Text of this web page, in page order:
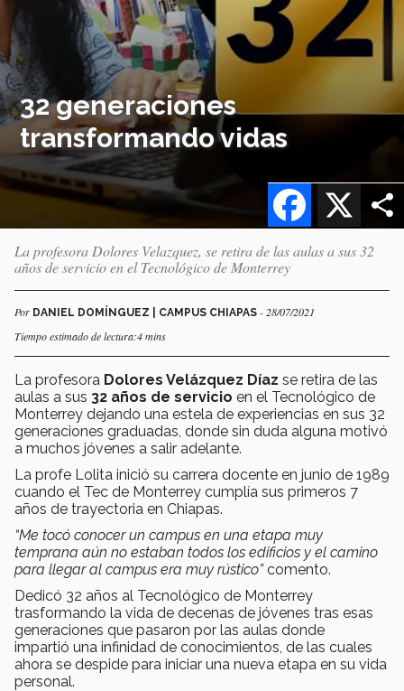
32 generaciones
transformando vidas
X
Facebook
La profesora Dolores Velazquez, se retira de las aulas a sus 32
años de servicio en el Tecnológico de Monterrey
Por DANIEL DOMÍNGUEZ | CAMPUS CHIAPAS - 28/07/2021
Tiempo estimado de lectura:4 mins
La profesora Dolores Velázquez Díaz se retira de las
aulas a sus 32 años de servicio en el Tecnológico de
Monterrey dejando una estela de experiencias en sus 32
generaciones graduadas, donde sin duda alguna motivó
a muchos jóvenes a salir adelante.
La profe Lolita inició su carrera docente en junio de 1989
cuando el Tec de Monterrey cumplía sus primeros 7
años de trayectoria en Chiapas.
“Me tocó conocer un campus en una etapa muy
temprana aún no estaban todos los edificios y el camino
para llegar al campus era muy rústico”comento.
Dedicó 32 años al Tecnológico de Monterrey
trasformando la vida de decenas de jóvenes tras esas
generaciones que pasaron por las aulas donde
impartió una infinidad de conocimientos, de las cuales
ahora se despide para iniciar una nueva etapa en su vida
personal.